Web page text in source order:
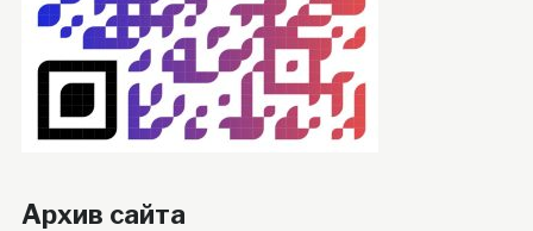
Архив сайта